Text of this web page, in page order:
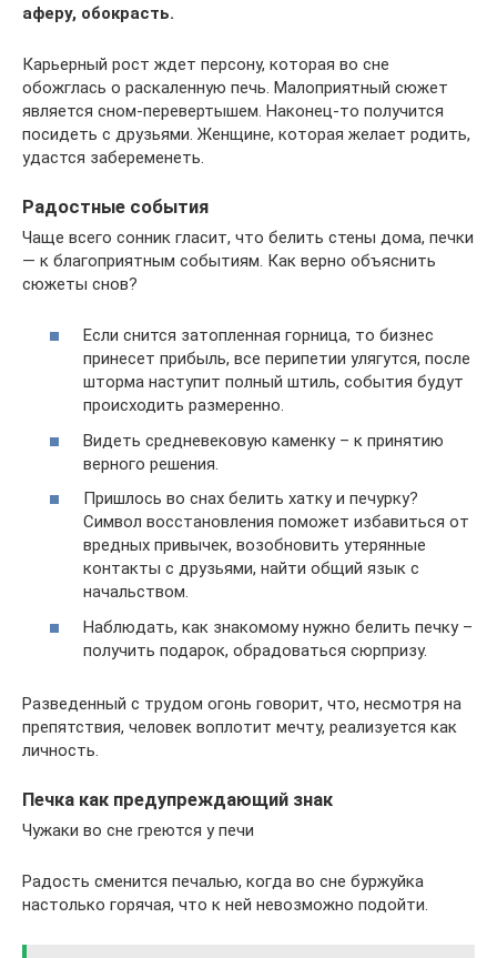
аферу, обокрасть.
Карьерный рост ждет персону, которая во сне
обожглась о раскаленную печь. Малоприятный сюжет
является сном-перевертышем. Наконец-то получится
посидеть с друзьями. Женщине, которая желает родить,
удастся забеременеть.
Радостные события
Чаще всего сонник гласит, что белить стены дома, печки
— к благоприятным событиям. Как верно объяснить
сюжеты снов?
Если снится затопленная горница, то бизнес
принесет прибыль, все перипетии улягутся, после
шторма наступит полный штиль, события будут
происходить размеренно.
Видеть средневековую каменку – к принятию
верного решения.
Пришлось во снах белить хатку и печурку?
Символ восстановления поможет избавиться от
вредных привычек, возобновить утерянные
контакты с друзьями, найти общий язык с
начальством.
Наблюдать, как знакомому нужно белить печку –
получить подарок, обрадоваться сюрпризу.
Разведенный с трудом огонь говорит, что, несмотря на
препятствия, человек воплотит мечту, реализуется как
личность.
Печка как предупреждающий знак
Чужаки во сне греются у печи
Радость сменится печалью, когда во сне буржуйка
настолько горячая, что к ней невозможно подойти.